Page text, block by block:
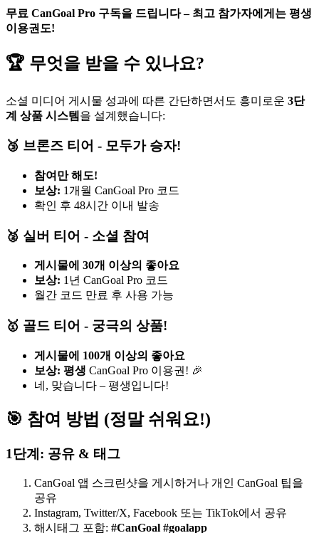
무료 CanGoal Pro 구독을 드립니다 – 최고 참가자에게는 평생
이용권도!
🏆 무엇을 받을 수 있나요?
소셜 미디어 게시물 성과에 따른 간단하면서도 흥미로운 3단
계 상품 시스템 을 설계했습니다:
🥉 브론즈 티어 - 모두가 승자!
참여만 해도!
보상: 1개월 CanGoal Pro 코드
확인 후 48시간 이내 발송
🥈 실버 티어 - 소셜 참여
게시물에 30개 이상의 좋아요
보상: 1년 CanGoal Pro 코드
월간 코드 만료 후 사용 가능
🥇 골드 티어 - 궁극의 상품!
게시물에 100개 이상의 좋아요
보상: 평생 CanGoal Pro 이용권! 🎉
네, 맞습니다 – 평생입니다!
🎯 참여 방법 (정말 쉬워요!)
1단계: 공유 & 태그
CanGoal 앱 스크린샷을 게시하거나 개인 CanGoal 팁을
공유
Instagram, Twitter/X, Facebook 또는 TikTok에서 공유
해시태그 포함: #CanGoal #goalapp